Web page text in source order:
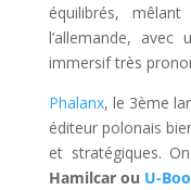
équilibrés,
l’allemande,
immersif très
Phalanx, le 3ème
éditeur polonais
et stratégiques.
Hamilcar ou U-